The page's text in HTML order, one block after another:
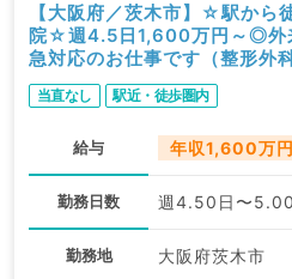
【大阪府／茨木市】☆駅から
院☆週4.5日1,600万円～◎外
急対応のお仕事です（整形外
当直なし 駅近・徒歩圏内
給与 年収1,600万
勤務日数 週4.50日〜
勤務地 大阪府茨木市